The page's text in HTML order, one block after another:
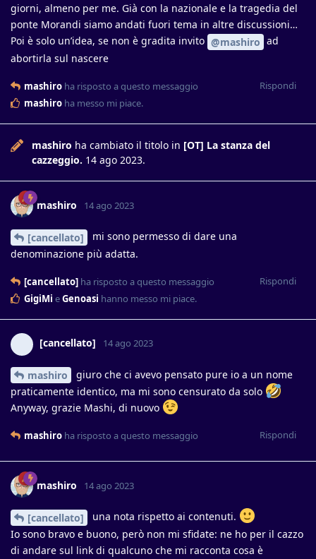
giorni, almeno per me. Già con la nazionale e la tragedia del
ponte Morandi siamo andati fuori tema in altre discussioni…
Poi è solo un’idea, se non è gradita invito @mashiro ad
abortirla sul nascere
Rispondi
mashiro ha risposto a questo messaggio
mashiro ha messo mi piace.
mashiro ha cambiato il titolo in [OT] La stanza del
cazzeggio. 14 ago 2023.
mashiro 14 ago 2023
[cancellato]
mi sono permesso di dare una
denominazione più adatta.
Rispondi
[cancellato] ha risposto a questo messaggio
GigiMi eGenoasi hanno messo mi piace.
[cancellato] 14 ago 2023
mashiro
giuro che ci avevo pensato pure io a un nome
praticamente identico, ma mi sono censurato da solo
Anyway, grazie Mashi, di nuovo
Rispondi
mashiro ha risposto a questo messaggio
mashiro 14 ago 2023
[cancellato]
una nota rispetto ai contenuti.
Io sono bravo e buono, però non mi sfidate: ne ho per il cazzo
di andare sul link di qualcuno che mi racconta cosa è